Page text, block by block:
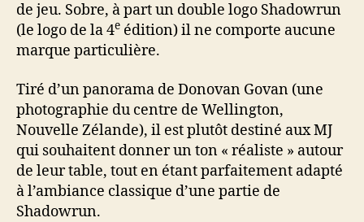
de jeu. Sobre, à part un double logo Shadowrun
(le logo de la 4e édition) il ne comporte aucune
marque particulière.
Tiré d’un panorama de Donovan Govan (une
photographie du centre de Wellington,
Nouvelle Zélande), il est plutôt destiné aux MJ
qui souhaitent donner un ton « réaliste » autour
de leur table, tout en étant parfaitement adapté
à l’ambiance classique d’une partie de
Shadowrun.